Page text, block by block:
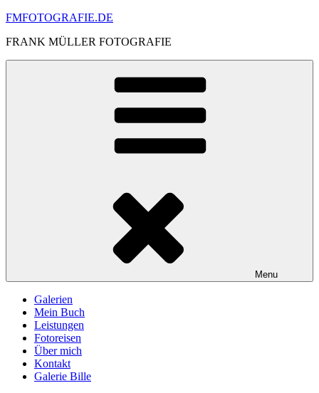
Skip
content
FMFOTOGRAFIE.DE
FRANK MÜLLER FOTOGRAFIE
Menu
Galerien
Mein Buch
Leistungen
Fotoreisen
Über mich
Kontakt
Galerie Bille